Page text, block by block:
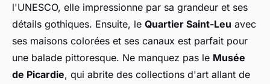
l'UNESCO, elle impressionne par sa grandeur et ses
détails gothiques. Ensuite, le Quartier Saint-Leu avec
ses maisons colorées et ses canaux est parfait pour
une balade pittoresque. Ne manquez pas le Musée
de Picardie, qui abrite des collections d'art allant de